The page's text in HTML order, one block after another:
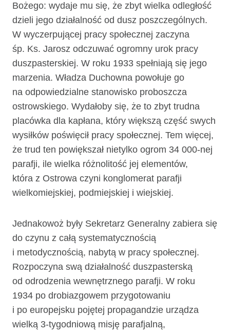
Bożego: wydaje mu się, że zbyt wielka odległość
dzieli jego działalność od dusz poszczególnych.
W wyczer­pującej pracy społecznej zaczyna
śp. Ks. Jarosz odczuwać ogromny urok pracy
duszpasterskiej. W roku 1933 spełniają się jego
marzenia. Władza Duchowna po­wołuje go
na odpowiedzialne stanowisko proboszcza
ostrowskiego. Wydałoby się, że to zbyt trudna
placówka dla kapłana, który większą część swych
wysiłków po­święcił pracy społecznej. Tem więcej,
że trud ten powiększał nietylko ogrom 34 000-nej
parafji, ile wielka różnolitość jej elementów,
która z Ostrowa czyni konglomerat parafji
wielkomiejskiej, podmiejskiej i wiejskiej.
Jednakowoż były Sekretarz Generalny zabiera się
do czynu z całą systematycznością
i metodycznością, nabytą w pracy społecznej.
Rozpoczyna swą działalność duszpasterską
od odrodzenia wewnętrznego parafji. W roku
1934 po drobiazgowem przygotowaniu
i po europejsku pojętej propagandzie urządza
wielką 3-tygodniową misję parafjalną,